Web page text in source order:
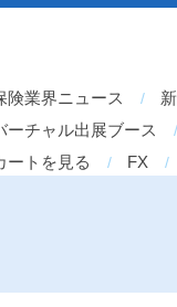
険業界ニュース
ーチャル出展ブース
ートを見る
FX